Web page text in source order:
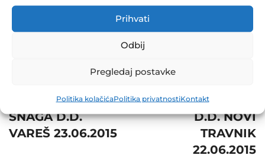
Prihvati
Odbij
Pregledaj postavke
Politika kolačićaPolitika privatnostiKontakt
navigation
SNAGA D.D.
VAREŠ 23.06.2015
BNT HIDRAULIKA
D.D. NOVI
TRAVNIK
22.06.2015